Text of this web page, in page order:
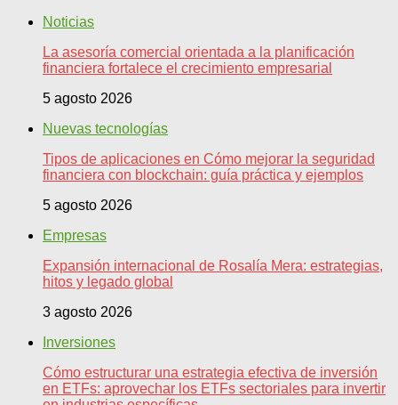
Noticias
La asesoría comercial orientada a la planificación
financiera fortalece el crecimiento empresarial
5 agosto 2026
Nuevas tecnologías
Tipos de aplicaciones en Cómo mejorar la seguridad
financiera con blockchain: guía práctica y ejemplos
5 agosto 2026
Empresas
Expansión internacional de Rosalía Mera: estrategias,
hitos y legado global
3 agosto 2026
Inversiones
Cómo estructurar una estrategia efectiva de inversión
en ETFs: aprovechar los ETFs sectoriales para invertir